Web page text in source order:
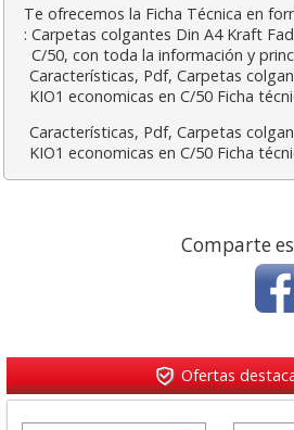
Te ofrecemos la Ficha Técnica en
: Carpetas colgantes Din A4 Kraft
C/50, con toda la información y
Características, Pdf, Carpetas
KIO1 economicas en C/50 Ficha
Características, Pdf, Carpetas
KIO1 economicas en C/50 Ficha
Comparte
Ofertas